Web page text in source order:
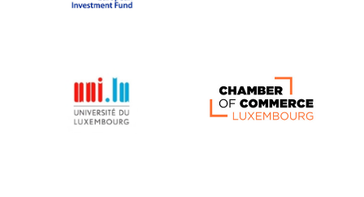
Lars Heikensten
Lucas Papademos
Máire Geoghegan-Quinn